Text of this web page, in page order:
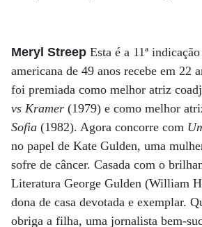
Meryl Streep Esta é a 11ª
americana de 49 anos recebe em 22
foi premiada como melhor atriz
vs Kramer (1979) e como melhor
Sofia (1982). Agora concorre com
no papel de Kate Gulden, uma
sofre de câncer. Casada com o
Literatura George Gulden (William
dona de casa devotada e exemplar.
obriga a filha, uma jornalista bem-